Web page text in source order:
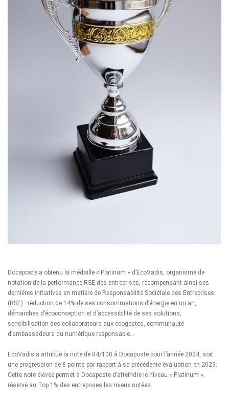
Docaposte a obtenu la médaille « Platinum » d’EcoVadis, organisme de
notation de la performance RSE des entreprises, récompensant ainsi ses
dernières initiatives en matière de Responsabilité Sociétale des Entreprises
(RSE) : réduction de 14% de ses consommations d’énergie en un an,
démarches d’écoconception et d’accessibilité de ses solutions,
sensibilisation des collaborateurs aux écogestes, communauté
d’ambassadeurs du numérique responsable…
EcoVadis a attribué la note de 84/100 à Docaposte pour l’année 2024, soit
une progression de 8 points par rapport à sa précédente évaluation en 2023.
Cette note élevée permet à Docaposte d’atteindre le niveau « Platinum »,
réservé au Top 1% des entreprises les mieux notées.